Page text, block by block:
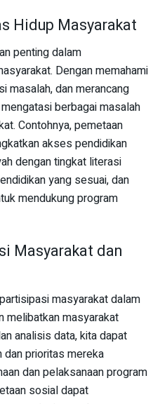
Hidup Masyarakat
penting dalam
Dengan memahami
masalah, dan merancang
berbagai masalah
Contohnya, pemetaan
akses pendidikan
dengan tingkat literasi
yang sesuai, dan
mendukung program
Masyarakat dan
masyarakat dalam
melibatkan masyarakat
analisis data, kita dapat
dan prioritas mereka
dan pelaksanaan program
sosial dapat